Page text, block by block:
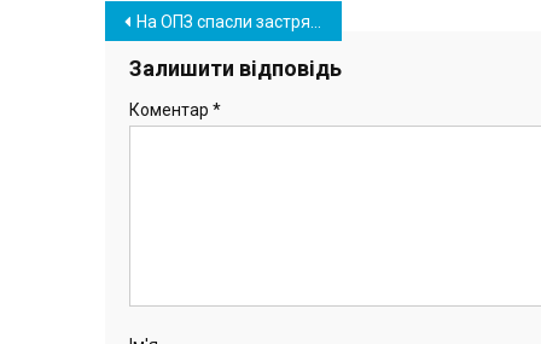
Навігація
записів
На ОПЗ спасли застрявшую между трубами собаку
Залишити відповідь
Коментар *